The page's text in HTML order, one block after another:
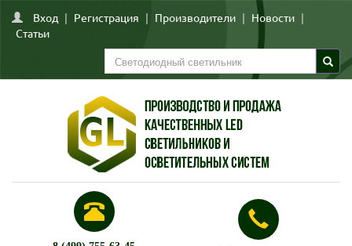
Вход | Регистрация | Производители | Новости |
Статьи